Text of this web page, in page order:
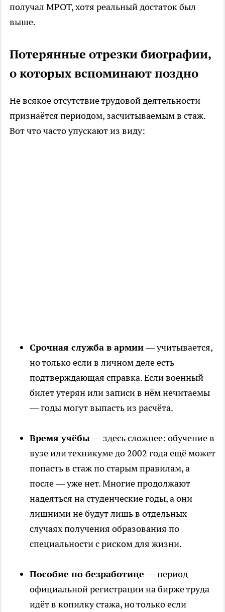
получал МРОТ, хотя реальный достаток был
выше.
Потерянные отрезки биографии,
о которых вспоминают поздно
Не всякое отсутствие трудовой деятельности
признаётся периодом, засчитываемым в стаж.
Вот что часто упускают из виду:
Срочная служба в армии— учитывается,
но только если в личном деле есть
подтверждающая справка. Если военный
билет утерян или записи в нём нечитаемы
— годы могут выпасть из расчёта.
Время учёбы— здесь сложнее: обучение в
вузе или техникуме до 2002 года ещё может
попасть в стаж по старым правилам, а
после — уже нет. Многие продолжают
надеяться на студенческие годы, а они
лишними не будут лишь в отдельных
случаях получения образования по
специальности с риском для жизни.
Пособие по безработице— период
официальной регистрации на бирже труда
идёт в копилку стажа, но только если